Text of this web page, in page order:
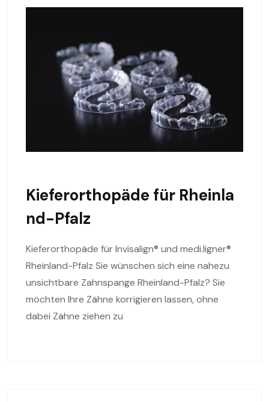
Kieferorthopäde für Rheinla
nd-Pfalz
Kieferorthopäde für Invisalign® und medi.ligner®
Rheinland-Pfalz Sie wünschen sich eine nahezu
unsichtbare Zahnspange Rheinland-Pfalz? Sie
möchten Ihre Zähne korrigieren lassen, ohne
dabei Zähne ziehen zu